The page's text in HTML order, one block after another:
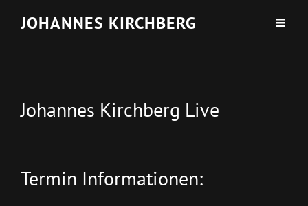
JOHANNES KIRCHBERG
Johannes Kirchberg Live
Termin Informationen: